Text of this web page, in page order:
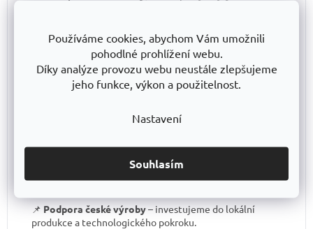
Používáme cookies, abychom Vám umožnili
pohodlné prohlížení webu.
Díky analýze provozu webu neustále zlepšujeme
jeho funkce, výkon a použitelnost.
Nastavení
Souhlasím
Certifikát o shodě– záruka kvality, kterou většina
levných regálů nemá.
📌Skvělá stabilita– pevná ocelová konstrukce
testovaná na extrémní zatížení.
📌 Podpora české výroby– investujeme do lokální
produkce a technologického pokroku.